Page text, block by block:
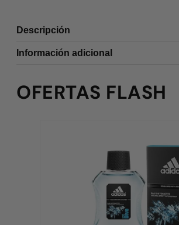
Descripción
Información adicional
OFERTAS FLASH